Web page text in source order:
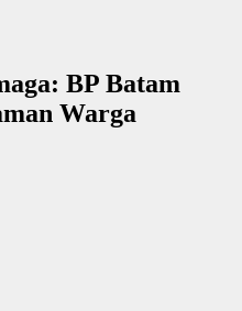
BP Batam
Warga